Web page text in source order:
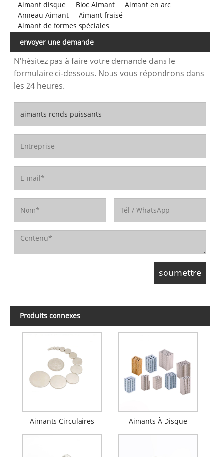
Aimant disque
Bloc Aimant
Aimant en arc
Anneau Aimant
Aimant fraisé
Aimant de formes spéciales
envoyer une demande
N'hésitez pas à faire votre demande dans le
formulaire ci-dessous. Nous vous répondrons dans
les 24 heures.
Produits connexes
Aimants Circulaires Aimants À Disque